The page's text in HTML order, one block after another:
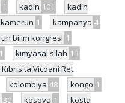
1 kadın 101
kadın
kamerun 1 kampanya 4
bilim kongresi 1
1 kimyasal silah 19
Kıbrıs'ta Vicdani Ret
kolombiya 48 kongo 1
30 kosova 1
kosta